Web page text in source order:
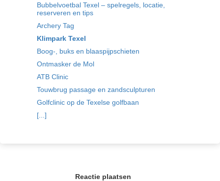
Bubbelvoetbal Texel – spelregels, locatie,
reserveren en tips
Archery Tag
Klimpark Texel
Boog-, buks en blaaspijpschieten
Ontmasker de Mol
ATB Clinic
Touwbrug passage en zandsculpturen
Golfclinic op de Texelse golfbaan
[...]
Reactie plaatsen